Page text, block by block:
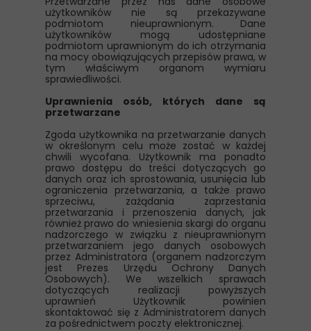
użytkowników nie są przekazywane
podmiotom nieuprawnionym. Dane
użytkowników mogą udostępniane
podmiotom uprawnionym do ich otrzymania
na mocy obowiązujących przepisów prawa, w
tym właściwym organom wymiaru
sprawiedliwości.
Uprawnienia osób, których dane są
przetwarzane
Zgoda użytkownika na przetwarzanie danych
w określonym celu może zostać w każdej
chwili wycofana. Użytkownik ma ponadto
prawo dostępu do treści dotyczących go
danych oraz ich sprostowania, usunięcia lub
ograniczenia przetwarzania, a także prawo
sprzeciwu, zażądania zaprzestania
przetwarzania i przenoszenia danych, jak
również prawo do wniesienia skargi do organu
nadzorczego w związku z nieuprawnionym
przetwarzaniem jego danych osobowych
przez Administratora (organem nadzorczym
jest Prezes Urzędu Ochrony Danych
Osobowych). We wszelkich sprawach
dotyczących realizacji powyższych
uprawnień Użytkownik powinien
skontaktować się z Administratorem danych
za pośrednictwem poczty elektronicznej.